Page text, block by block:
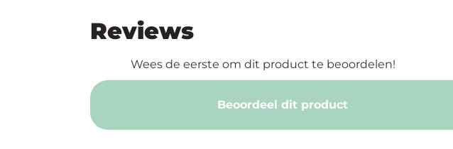
Reviews
Wees de eerste om dit product te beoordelen!
Beoordeel dit product